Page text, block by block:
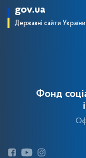
gov.ua
Державні сайти України
Фонд